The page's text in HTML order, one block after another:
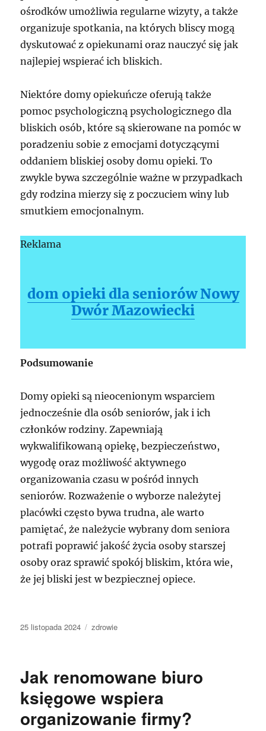
ośrodków umożliwia regularne wizyty, a także
organizuje spotkania, na których bliscy mogą
dyskutować z opiekunami oraz nauczyć się jak
najlepiej wspierać ich bliskich.
Niektóre domy opiekuńcze oferują także
pomoc psychologiczną psychologicznego dla
bliskich osób, które są skierowane na pomóc w
poradzeniu sobie z emocjami dotyczącymi
oddaniem bliskiej osoby domu opieki. To
zwykle bywa szczególnie ważne w przypadkach
gdy rodzina mierzy się z poczuciem winy lub
smutkiem emocjonalnym.
Reklama
dom opieki dla seniorów Nowy
Dwór Mazowiecki
Podsumowanie
Domy opieki są nieocenionym wsparciem
jednocześnie dla osób seniorów, jak i ich
członków rodziny. Zapewniają
wykwalifikowaną opiekę, bezpieczeństwo,
wygodę oraz możliwość aktywnego
organizowania czasu w pośród innych
seniorów. Rozważenie o wyborze należytej
placówki często bywa trudna, ale warto
pamiętać, że należycie wybrany dom seniora
potrafi poprawić jakość życia osoby starszej
osoby oraz sprawić spokój bliskim, która wie,
że jej bliski jest w bezpiecznej opiece.
Data
25 listopada 2024 Kategorie
zdrowie
Jak renomowane biuro
księgowe wspiera
organizowanie firmy?